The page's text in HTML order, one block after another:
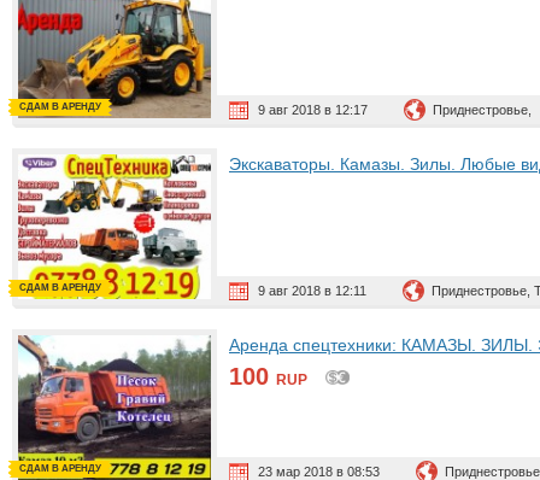
9 авг 2018 в 12:17 Приднестровье,
СДАМ В АРЕНДУ
Экскаваторы. Камазы. Зилы. Любые
9 авг 2018 в 12:11 Приднестровье,
СДАМ В АРЕНДУ
Аренда спецтехники: КАМАЗЫ.
100 RUP
23 мар 2018 в 08:53
СДАМ В АРЕНДУ